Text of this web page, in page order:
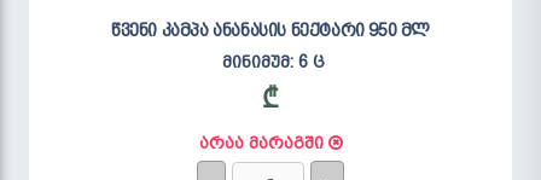
წვენი კამპა ანანასის ნექტარი 950 მლ
მინიმუმ: 6 ც
₾
არაა მარაგში